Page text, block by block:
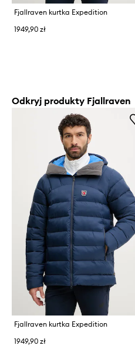
Fjallraven kurtka Expedition
1949,90 zł
Odkryj produkty Fjallraven
Fjallraven kurtka Expedition
1949,90 zł